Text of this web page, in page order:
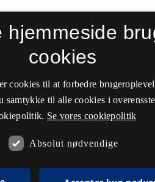
hjemmeside
cookies
cookies til at forbedre
samtykke til alle cookies i
Se vores cookiepolitik
Absolut nødvendige